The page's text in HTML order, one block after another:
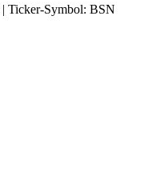
| Ticker-Symbol: BSN